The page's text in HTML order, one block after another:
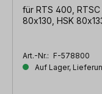
für RTS 400, RTSC
80x130, HSK
Art.-Nr.: F-578800
Auf Lager,